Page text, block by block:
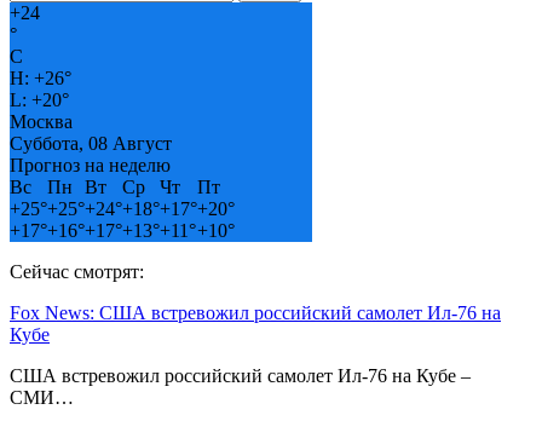
+24
°
C
H: +26°
L: +20°
Москва
Суббота, 08 Август
Прогноз на неделю
Вс
Пн Вт Ср Чт
Пт
+25°+25°+24°+18°+17°+20°
+17°+16°+17°+13°+11°+10°
Сейчас смотрят:
Fox News: США встревожил российский самолет Ил-76 на
Кубе
США встревожил российский самолет Ил-76 на Кубе –
СМИ…